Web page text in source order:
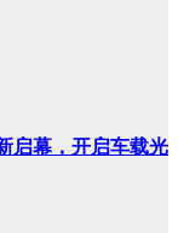
启幕，开启车载光